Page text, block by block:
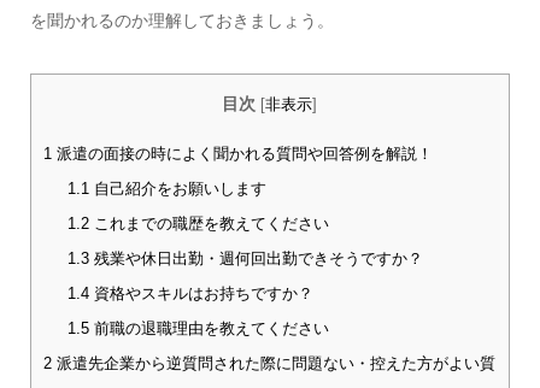
を聞かれるのか理解しておきましょう。
目次 [非表示
1派遣の面接の時によく聞かれる質問や回答例を解説！
1.1自己紹介をお願いします
1.2これまでの職歴を教えてください
1.3残業や休日出勤・週何回出勤できそうですか？
1.4資格やスキルはお持ちですか？
1.5前職の退職理由を教えてください
2派遣先企業から逆質問された際に問題ない・控えた方がよい質